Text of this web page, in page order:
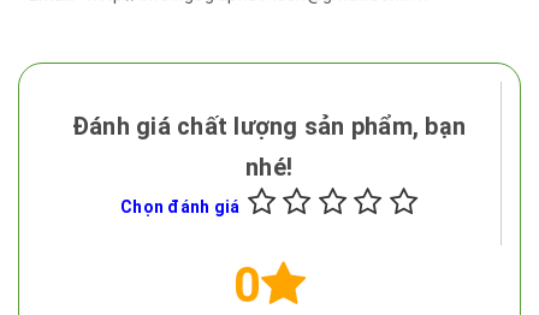
Đánh giá chất lượng sản phẩm, bạn
nhé!
Chọn đánh giá
0